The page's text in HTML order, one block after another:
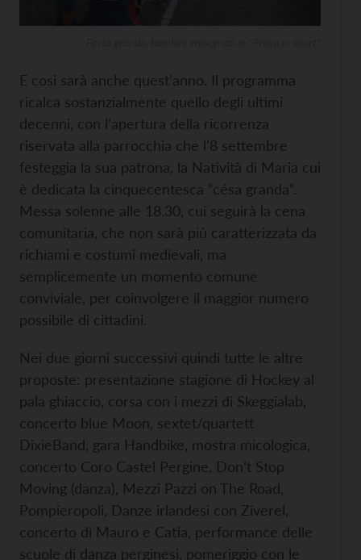
E così sarà anche quest’anno. Il programma
ricalca sostanzialmente quello degli ultimi
decenni, con l’apertura della ricorrenza
riservata alla parrocchia che l’8 settembre
festeggia la sua patrona, la Natività di Maria cui
è dedicata la cinquecentesca “césa granda”.
Messa solenne alle 18.30, cui seguirà la cena
comunitaria, che non sarà più caratterizzata da
richiami e costumi medievali, ma
semplicemente un momento comune
conviviale, per coinvolgere il maggior numero
possibile di cittadini.
Nei due giorni successivi quindi tutte le altre
proposte: presentazione stagione di Hockey al
pala ghiaccio, corsa con i mezzi di Skeggialab,
concerto blue Moon, sextet/quartett
DixieBand, gara Handbike, mostra micologica,
concerto Coro Castel Pergine, Don’t Stop
Moving (danza), Mezzi Pazzi on The Road,
Pompieropoli, Danze irlandesi con Ziverel,
concerto di Mauro e Catia, performance delle
scuole di danza perginesi, pomeriggio con le